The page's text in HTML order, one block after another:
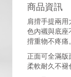
商品資訊
肩揹手提兩
色內襯與底座
揹重物不疼痛。
正面可全滿
柔軟耐久不褪